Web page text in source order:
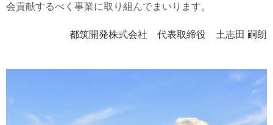
会貢献するべく事業に取り組んでまいります。
都筑開発株式会社 代表取締役 土志田 嗣朗